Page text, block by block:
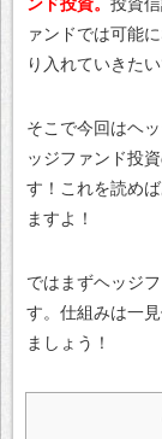
ァンドでは可能
り入れていきたい
そこで今回はヘ
ッジファンド投
す！これを読め
ますよ！
ではまずヘッジ
す。仕組みは一
ましょう！